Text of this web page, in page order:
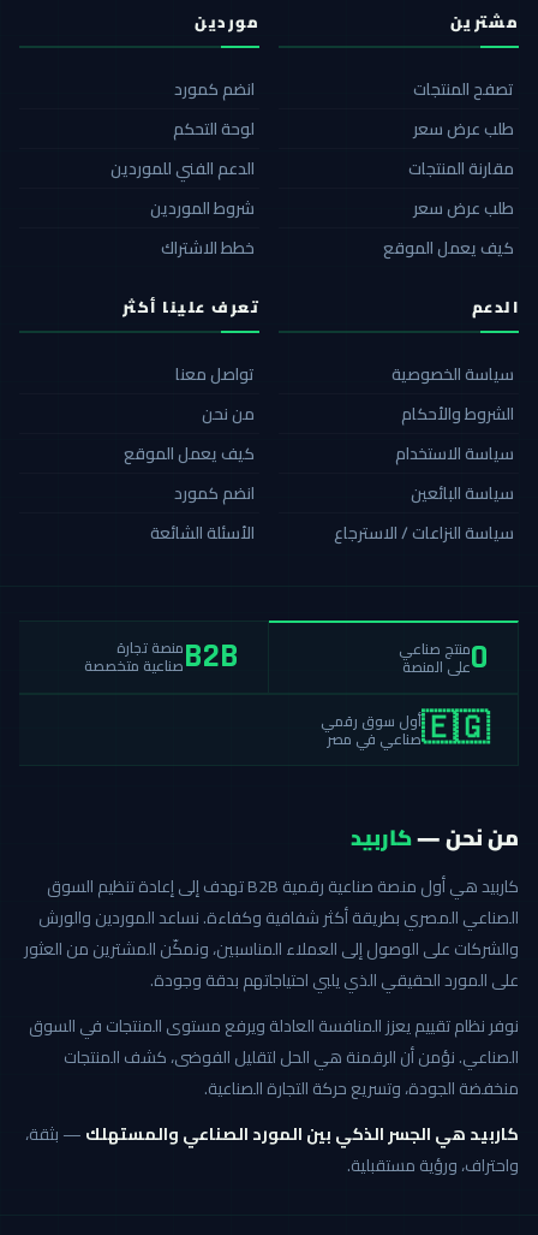
مشترين
تصفح المنتجات
طلب عرض سعر
مقارنة المنتجات
طلب عرض سعر
كيف يعمل الموقع
موردين
انضم كمورد
لوحة التحكم
الدعم الفني للموردين
شروط الموردين
خطط الاشتراك
الدعم
سياسة الخصوصية
الشروط والأحكام
سياسة الاستخدام
سياسة البائعين
سياسة النزاعات / الاسترجاع
تعرف علينا أكثر
تواصل معنا
من نحن
كيف يعمل الموقع
انضم كمورد
الأسئلة الشائعة
0منتج صناعي
على المنصة B2Bمنصة تجارة
صناعية متخصصة
🇪🇬أول سوق رقمي
صناعي في مصر
من نحن —كاربيد
كاربيد هي أول منصة صناعية رقمية B2B تهدف إلى إعادة تنظيم السوق
الصناعي المصري بطريقة أكثر شفافية وكفاءة. نساعد الموردين والورش
والشركات على الوصول إلى العملاء المناسبين، ونمكّن المشترين من العثور
على المورد الحقيقي الذي يلبي احتياجاتهم بدقة وجودة.
نوفر نظام تقييم يعزز المنافسة العادلة ويرفع مستوى المنتجات في السوق
الصناعي. نؤمن أن الرقمنة هي الحل لتقليل الفوضى، كشف المنتجات
منخفضة الجودة، وتسريع حركة التجارة الصناعية.
كاربيد هي الجسر الذكي بين المورد الصناعي والمستهلك— بثقة،
واحتراف، ورؤية مستقبلية.